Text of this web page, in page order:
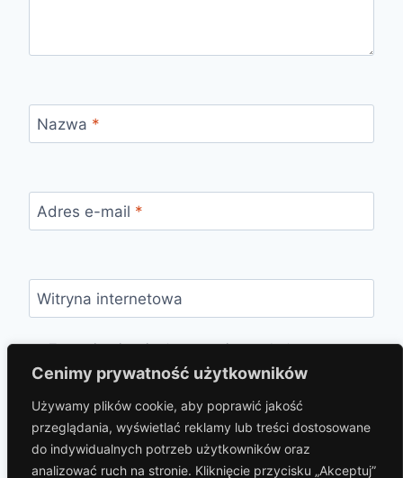
Cenimy prywatność użytkowników
Używamy plików cookie, aby poprawić jakość
przeglądania, wyświetlać reklamy lub treści dostosowane
do indywidualnych potrzeb użytkowników oraz
analizować ruch na stronie. Kliknięcie przycisku „Akceptuj”
Nazwa *
Adres e-mail *
Witryna internetowa
Zapamiętaj moje dane w tej przeglądarce
podczas pisania kolejnych komentarzy.